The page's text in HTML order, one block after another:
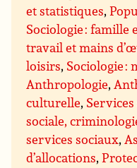
et statistiques,
Sociologie : famille
travail et mains
loisirs, Sociologie :
Anthropologie,
culturelle,
sociale,
services sociaux,
d’allocations,